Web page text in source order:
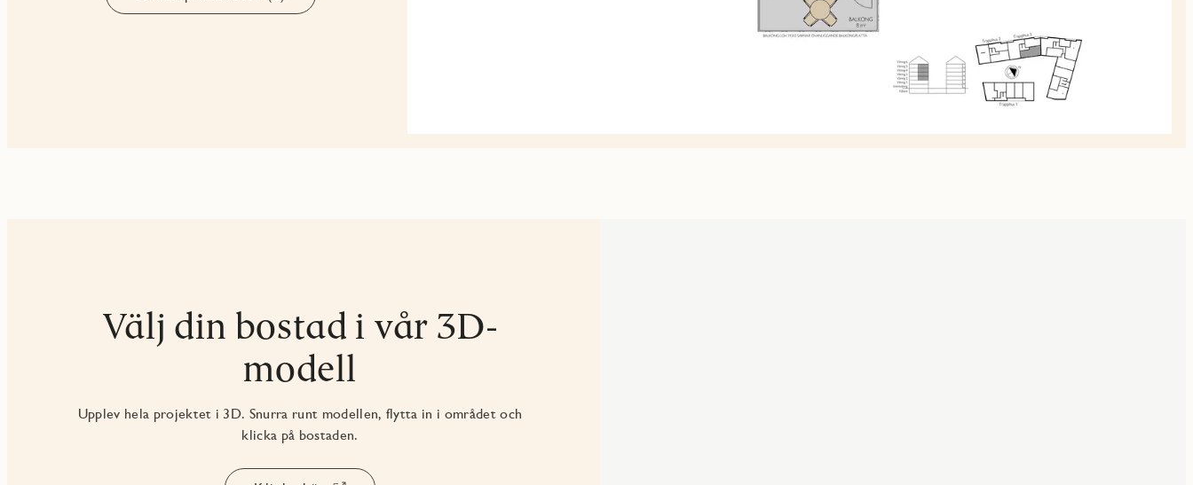
Välj din bostad i vår 3D-
modell
Upplev hela projektet i 3D. Snurra runt modellen, flytta in i området och
klicka på bostaden.